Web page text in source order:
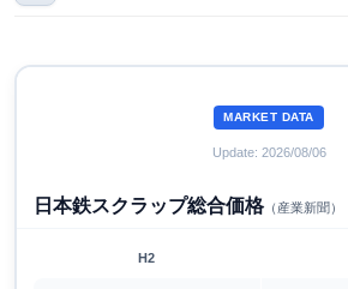
MARKET DATA
Update: 2026/08/06
日本鉄スクラップ総合価格（産業新聞）
H2